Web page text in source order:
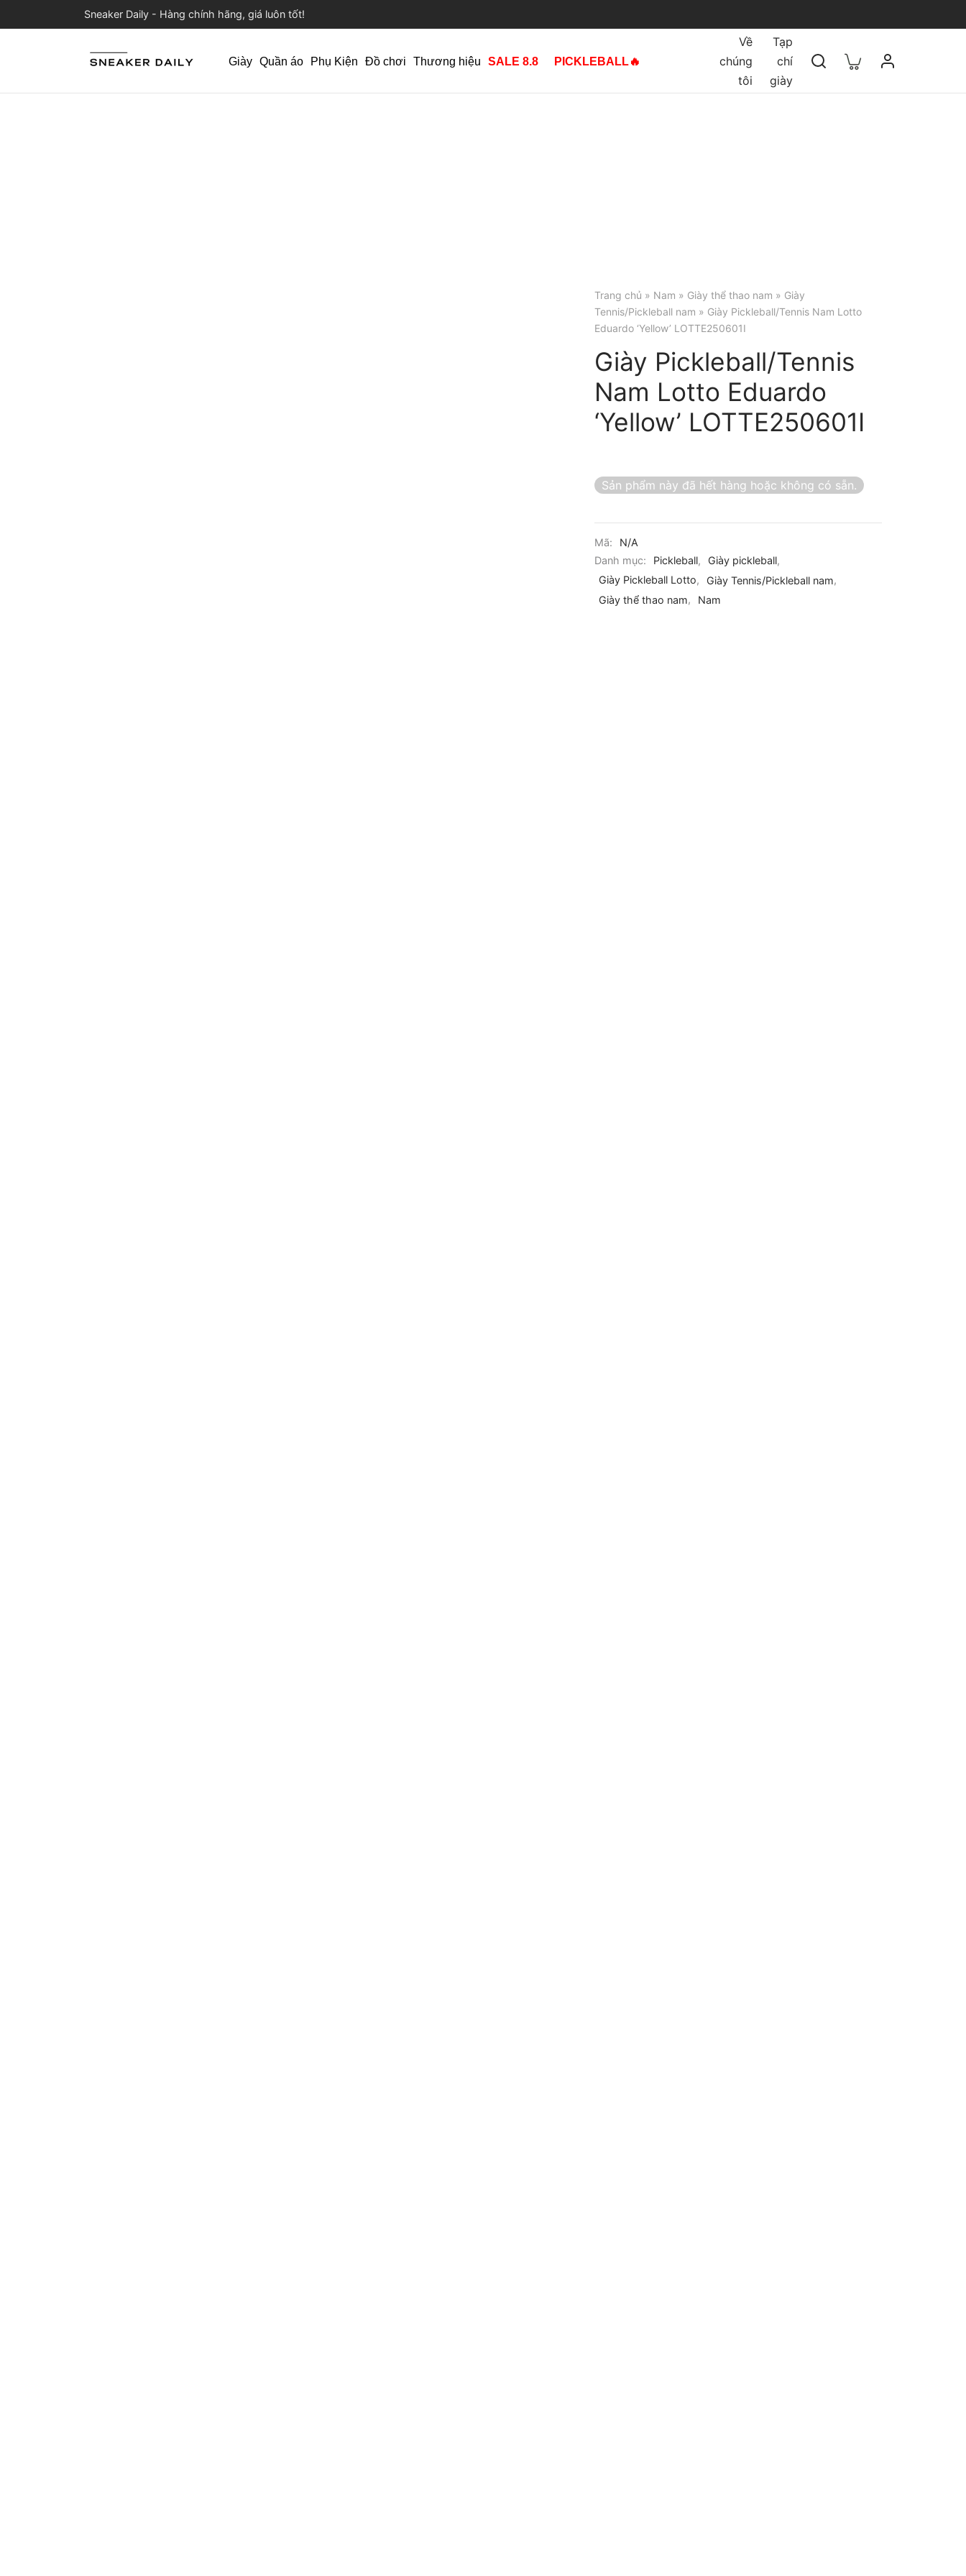
Sneaker Daily - Hàng chính hãng, giá luôn tốt!
Giày Quần áo Phụ Kiện Đồ chơi Thương hiệu SALE 8.8 PICKLEBALL🔥
Về
chúng
tôi
Tạp
chí
giày
Trang chủ » Nam » Giày thể thao nam » Giày
Tennis/Pickleball nam » Giày Pickleball/Tennis Nam Lotto
Eduardo ‘Yellow’ LOTTE250601I
Giày Pickleball/Tennis
Nam Lotto Eduardo
‘Yellow’ LOTTE250601I
Sản phẩm này đã hết hàng hoặc không có sẵn.
Mã:
N/A
Danh mục:
Pickleball, Giày pickleball,
Giày Pickleball Lotto, Giày Tennis/Pickleball nam,
Giày thể thao nam, Nam